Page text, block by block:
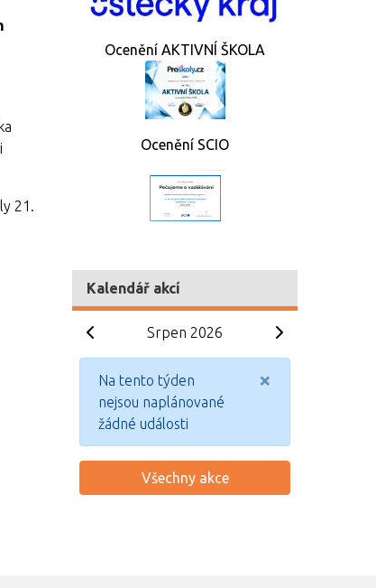
21.
Ocenění AKTIVNÍ ŠKOLA
Ocenění SCIO
Kalendář akcí
Srpen 2026
×
Na tento týden
nejsou naplánované
žádné události
Všechny akce